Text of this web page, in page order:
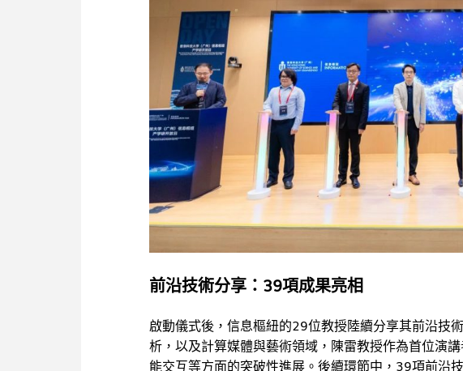
前沿技術分享：39項成果亮相
啟動儀式後，信息樞紐的29位教授陸續分享其前沿技
析，以及計算媒體與藝術領域，陳雷教授作為首位演
能交互等方面的突破性進展。後續環節中，39項前沿